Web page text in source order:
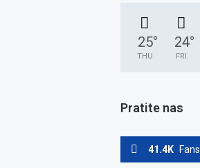
25°
THU
24°
FRI
Pratite nas
41.4K Fans